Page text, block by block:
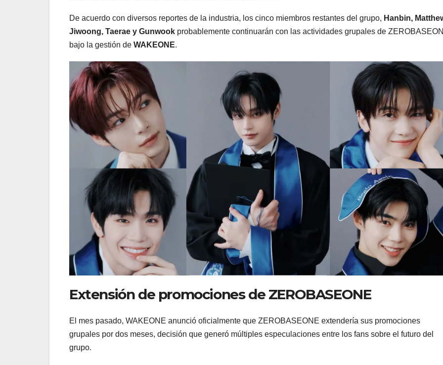
De acuerdo con diversos reportes de la industria, los cinco miembros restantes del grupo, Hanbin,
Jiwoong, Taerae y Gunwook probablemente continuarán con las actividades grupales de
bajo la gestión de WAKEONE.
Extensión de promociones de ZEROBASEONE
El mes pasado, WAKEONE anunció oficialmente que ZEROBASEONE extendería sus promociones
grupales por dos meses, decisión que generó múltiples especulaciones entre los fans sobre el futuro del
grupo.